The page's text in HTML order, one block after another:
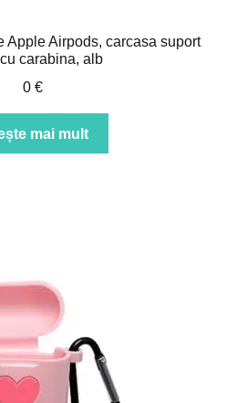
Apple Airpods, carcasa suport
carabina, alb
0 €
mai mult